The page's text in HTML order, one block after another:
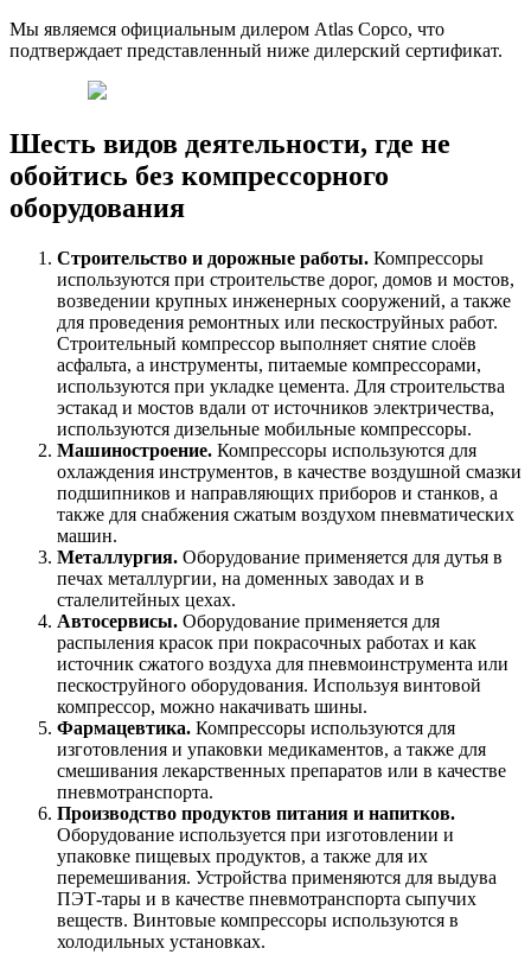
Мы являемся официальным дилером Atlas Copco, что
подтверждает представленный ниже дилерский сертификат.
Шесть видов деятельности, где не
обойтись без компрессорного
оборудования
Строительство и дорожные работы. Компрессоры
используются при строительстве дорог, домов и мостов,
возведении крупных инженерных сооружений, а также
для проведения ремонтных или пескоструйных работ.
Строительный компрессор выполняет снятие слоёв
асфальта, а инструменты, питаемые компрессорами,
используются при укладке цемента. Для строительства
эстакад и мостов вдали от источников электричества,
используются дизельные мобильные компрессоры.
Машиностроение. Компрессоры используются для
охлаждения инструментов, в качестве воздушной смазки
подшипников и направляющих приборов и станков, а
также для снабжения сжатым воздухом пневматических
машин.
Металлургия. Оборудование применяется для дутья в
печах металлургии, на доменных заводах и в
сталелитейных цехах.
Автосервисы. Оборудование применяется для
распыления красок при покрасочных работах и как
источник сжатого воздуха для пневмоинструмента или
пескоструйного оборудования. Используя винтовой
компрессор, можно накачивать шины.
Фармацевтика. Компрессоры используются для
изготовления и упаковки медикаментов, а также для
смешивания лекарственных препаратов или в качестве
пневмотранспорта.
Производство продуктов питания и напитков.
Оборудование используется при изготовлении и
упаковке пищевых продуктов, а также для их
перемешивания. Устройства применяются для выдува
ПЭТ-тары и в качестве пневмотранспорта сыпучих
веществ. Винтовые компрессоры используются в
холодильных установках.